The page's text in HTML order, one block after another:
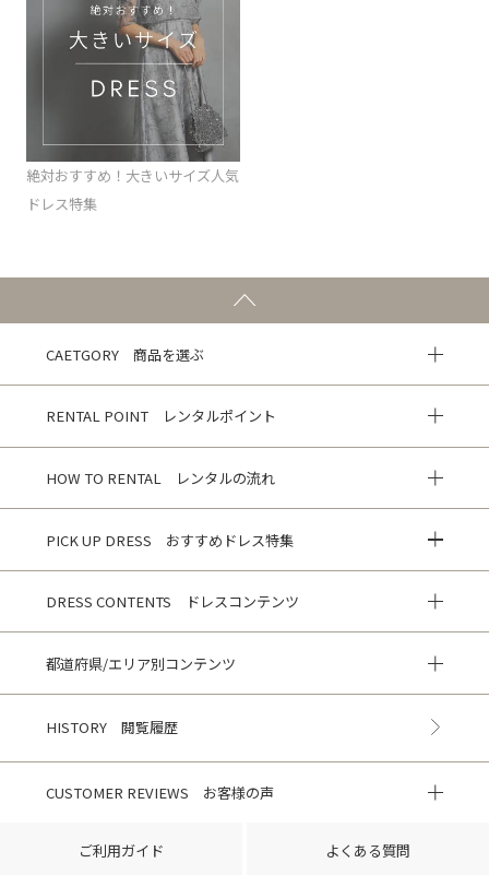
絶対おすすめ！大きいサイズ人気
ドレス特集
CAETGORY 商品を選ぶ
RENTAL POINT レンタルポイント
HOW TO RENTAL レンタルの流れ
PICK UP DRESS おすすめドレス特集
DRESS CONTENTS ドレスコンテンツ
都道府県/エリア別コンテンツ
HISTORY 閲覧履歴
CUSTOMER REVIEWS お客様の声
ご利用ガイド よくある質問